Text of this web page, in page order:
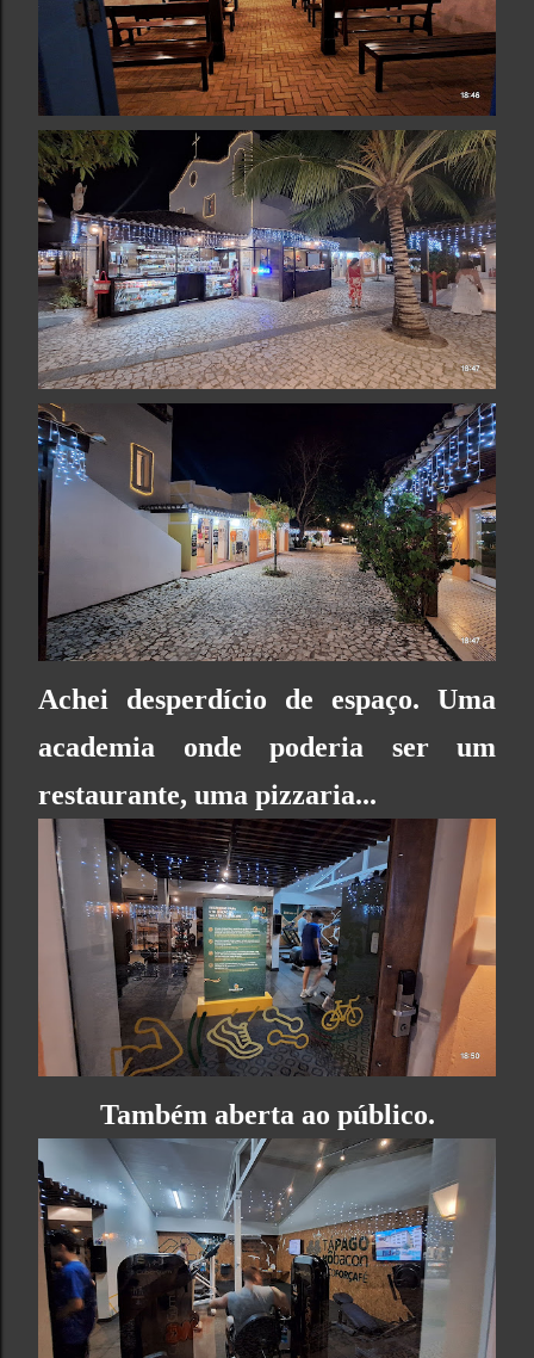
Achei desperdício de espaço. Uma
academia onde poderia ser um
restaurante, uma pizzaria...
Também aberta ao público.